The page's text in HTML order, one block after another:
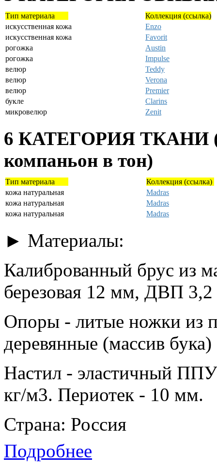
Тип материала
Коллекция (ссылка)
искусственная кожа
Enzo
искусственная кожа
Favorit
рогожка
Austin
рогожка
Impulse
велюр
Teddy
велюр
Verona
велюр
Premier
букле
Clarins
микровелюр
Zenit
6 КАТЕГОРИЯ ТКАНИ
компаньон в тон)
Тип материала
Коллекция (ссылка)
кожа натуральная
Madras
кожа натуральная
Madras
кожа натуральная
Madras
► Материалы:
Калиброванный брус из
березовая 12 мм, ДВП
Опоры - литые ножки из
деревянные (массив
Настил - эластичный
кг/м3. Периотек - 10 мм.
Страна: Россия
Подробнее